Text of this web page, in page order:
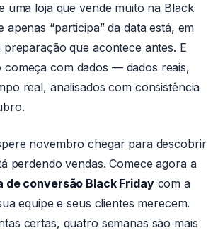
uma loja que vende muito na Black
apenas “participa” da data está, em
que acontece antes. E
começa com dados — dados reais,
real, analisados com consistência
novembro chegar para descobrir
perdendo vendas. Comece agora a
de conversão Black Fridaycom a
equipe e seus clientes merecem.
certas, quatro semanas são mais